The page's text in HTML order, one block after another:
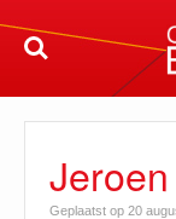
Geplaatst op 20